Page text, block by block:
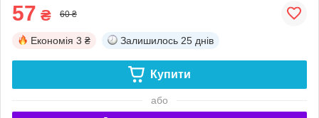
57 ₴ 60 ₴
Економія 3 ₴ Залишилось 25 днів
Купити
або